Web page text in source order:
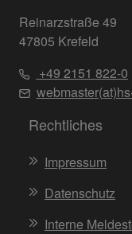
Reinarzstraße 49
47805 Krefeld
+49 2151 822-0
Rechtliches
Impressum
Datenschutz
Interne